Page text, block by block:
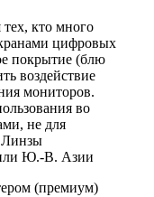
кто много
цифровых
покрытие (блю
воздействие
мониторов.
во
не для
Линзы
Ю.-В. Азии
(премиум)